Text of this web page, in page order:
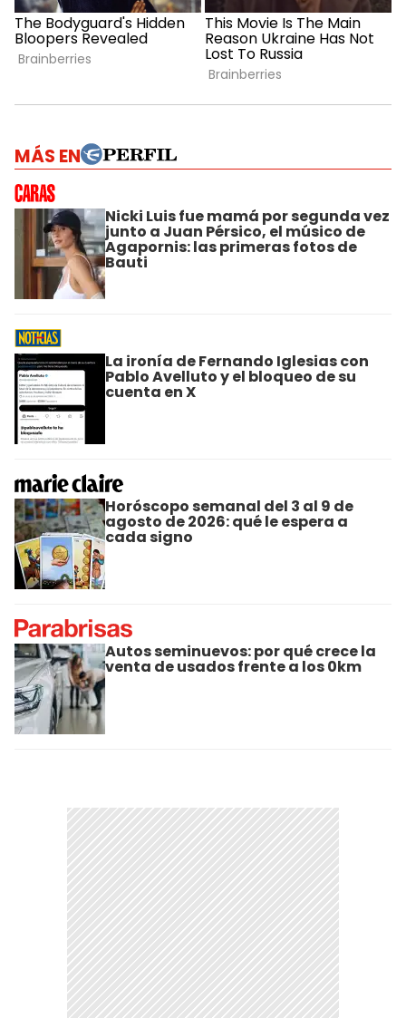
MÁS EN
Nicki Luis fue mamá por segunda vez
junto a Juan Pérsico, el músico de
Agapornis: las primeras fotos de
Bauti
La ironía de Fernando Iglesias con
Pablo Avelluto y el bloqueo de su
cuenta en X
Horóscopo semanal del 3 al 9 de
agosto de 2026: qué le espera a
cada signo
Autos seminuevos: por qué crece la
venta de usados frente a los 0km